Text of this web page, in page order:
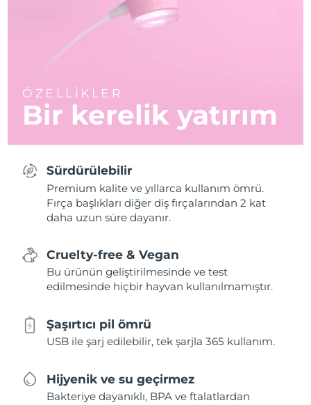
ÖZELLİKLER
Bir kerelik yatırım
Sürdürülebilir
Premium kalite ve yıllarca kullanım ömrü.
Fırça başlıkları diğer diş fırçalarından 2 kat
daha uzun süre dayanır.
Cruelty-free & Vegan
Bu ürünün geliştirilmesinde ve test
edilmesinde hiçbir hayvan kullanılmamıştır.
Şaşırtıcı pil ömrü
USB ile şarj edilebilir, tek şarjla 365 kullanım.
Hijyenik ve su geçirmez
Bakteriye dayanıklı, BPA ve ftalatlardan